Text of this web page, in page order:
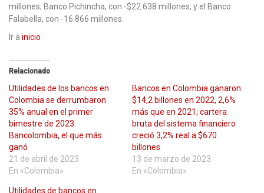
millones; Banco Pichincha, con -$22.638 millones; y el Banco
Falabella, con -16.866 millones.
Ir a inicio
Relacionado
Utilidades de los bancos en
Colombia se derrumbaron
35% anual en el primer
bimestre de 2023:
Bancolombia, el que más
ganó
21 de abril de 2023
En «Colombia»
Bancos en Colombia ganaron
$14,2 billones en 2022, 2,6%
más que en 2021; cartera
bruta del sistema financiero
creció 3,2% real a $670
billones
13 de marzo de 2023
En «Colombia»
Utilidades de bancos en